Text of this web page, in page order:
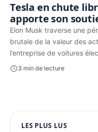
Tesla en chute
apporte son
Elon Musk traverse une
brutale de la valeur des
l’entreprise de voitures
3 min de lecture
PUBLICITÉ
LES PLUS LUS